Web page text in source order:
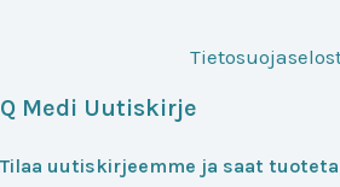
Q Medi Uutiskirje
Tilaa uutiskirjeemme ja saat